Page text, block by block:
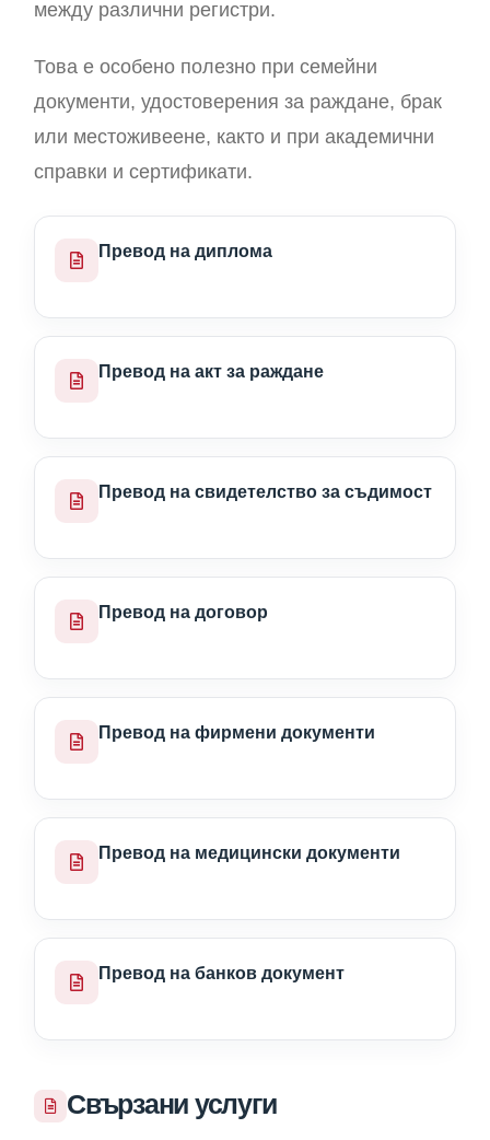
между различни регистри.
Това е особено полезно при семейни
документи, удостоверения за раждане, брак
или местоживеене, както и при академични
справки и сертификати.
Превод на диплома
Превод на акт за раждане
Превод на свидетелство за съдимост
Превод на договор
Превод на фирмени документи
Превод на медицински документи
Превод на банков документ
Свързани услуги